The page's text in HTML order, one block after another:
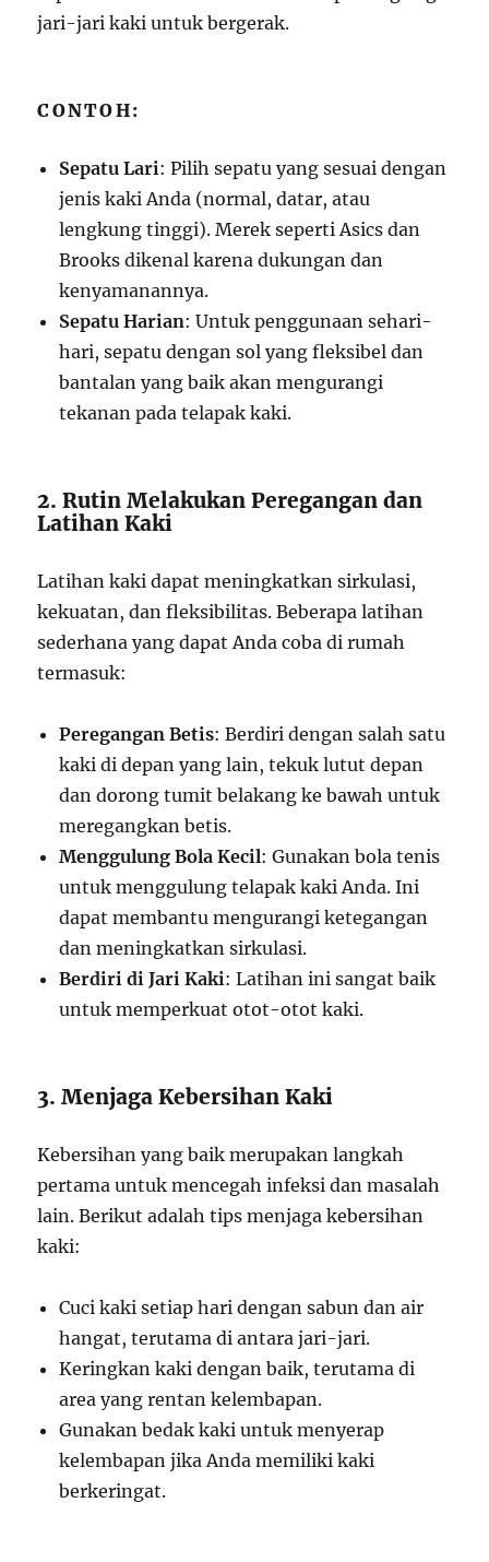
jari-jari kaki untuk bergerak.
CONTOH:
Sepatu Lari: Pilih sepatu yang sesuai dengan
jenis kaki Anda (normal, datar, atau
lengkung tinggi). Merek seperti Asics dan
Brooks dikenal karena dukungan dan
kenyamanannya.
Sepatu Harian: Untuk penggunaan sehari-
hari, sepatu dengan sol yang fleksibel dan
bantalan yang baik akan mengurangi
tekanan pada telapak kaki.
2. Rutin Melakukan Peregangan dan
Latihan Kaki
Latihan kaki dapat meningkatkan sirkulasi,
kekuatan, dan fleksibilitas. Beberapa latihan
sederhana yang dapat Anda coba di rumah
termasuk:
Peregangan Betis: Berdiri dengan salah satu
kaki di depan yang lain, tekuk lutut depan
dan dorong tumit belakang ke bawah untuk
meregangkan betis.
Menggulung Bola Kecil: Gunakan bola tenis
untuk menggulung telapak kaki Anda. Ini
dapat membantu mengurangi ketegangan
dan meningkatkan sirkulasi.
Berdiri di Jari Kaki: Latihan ini sangat baik
untuk memperkuat otot-otot kaki.
3. Menjaga Kebersihan Kaki
Kebersihan yang baik merupakan langkah
pertama untuk mencegah infeksi dan masalah
lain. Berikut adalah tips menjaga kebersihan
kaki:
Cuci kaki setiap hari dengan sabun dan air
hangat, terutama di antara jari-jari.
Keringkan kaki dengan baik, terutama di
area yang rentan kelembapan.
Gunakan bedak kaki untuk menyerap
kelembapan jika Anda memiliki kaki
berkeringat.